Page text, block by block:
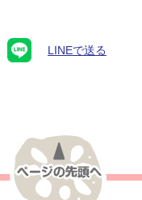
LINEで送る